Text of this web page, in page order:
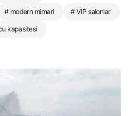
# modern mimari # VIP salonlar
kapasitesi